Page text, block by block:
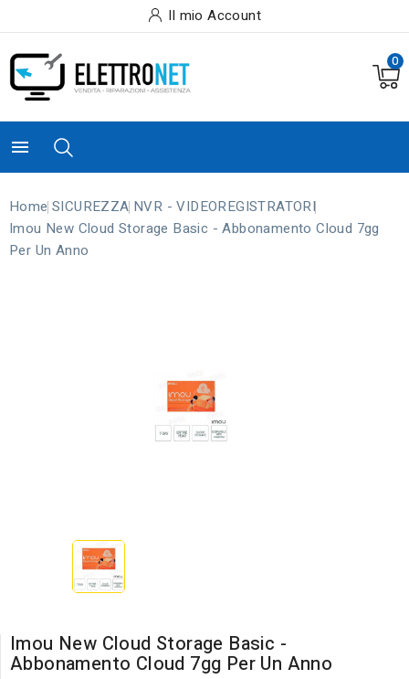
Il mio Account
0

Home SICUREZZA NVR - VIDEOREGISTRATORI
Imou New Cloud Storage Basic - Abbonamento Cloud 7gg
Per Un Anno
Imou New Cloud Storage Basic -
Abbonamento Cloud 7gg Per Un Anno